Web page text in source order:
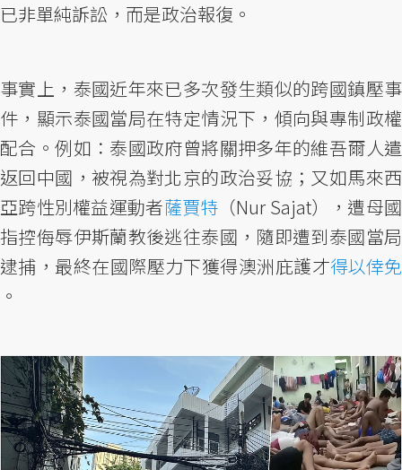
已非單純訴訟，而是政治報復。
事實上，泰國近年來已多次發生類似的跨國鎮壓事
件，顯示泰國當局在特定情況下，傾向與專制政權
配合。例如：泰國政府曾將關押多年的維吾爾人遣
返回中國，被視為對北京的政治妥協；又如馬來西
亞跨性別權益運動者薩賈特（Nur Sajat），遭母國
指控侮辱伊斯蘭教後逃往泰國，隨即遭到泰國當局
逮捕，最終在國際壓力下獲得澳洲庇護才得以倖免
。